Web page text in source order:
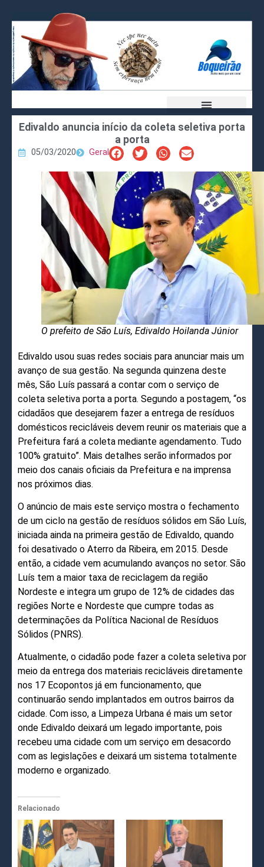
Edivaldo anuncia início da coleta seletiva porta
a porta
05/03/2020 Geral
O prefeito de São Luís, Edivaldo Hoilanda Júnior
Edivaldo usou suas redes sociais para anunciar mais um
avanço de sua gestão. Na segunda quinzena deste
mês, São Luís passará a contar com o serviço de
coleta seletiva porta a porta. Segundo a postagem, “os
cidadãos que desejarem fazer a entrega de resíduos
domésticos recicláveis devem reunir os materiais que a
Prefeitura fará a coleta mediante agendamento. Tudo
100% gratuito”. Mais detalhes serão informados por
meio dos canais oficiais da Prefeitura e na imprensa
nos próximos dias.
O anúncio de mais este serviço mostra o fechamento
de um ciclo na gestão de resíduos sólidos em São Luís,
iniciada ainda na primeira gestão de Edivaldo, quando
foi desativado o Aterro da Ribeira, em 2015. Desde
então, a cidade vem acumulando avanços no setor. São
Luís tem a maior taxa de reciclagem da região
Nordeste e integra um grupo de 12% de cidades das
regiões Norte e Nordeste que cumpre todas as
determinações da Política Nacional de Resíduos
Sólidos (PNRS).
Atualmente, o cidadão pode fazer a coleta seletiva por
meio da entrega dos materiais recicláveis diretamente
nos 17 Ecopontos já em funcionamento, que
continuarão sendo implantados em outros bairros da
cidade. Com isso, a Limpeza Urbana é mais um setor
onde Edivaldo deixará um legado importante, pois
recebeu uma cidade com um serviço em desacordo
com as legislações e deixará um sistema totalmente
moderno e organizado.
Relacionado